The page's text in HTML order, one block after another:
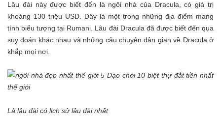
Lâu đài này được biết đến là ngôi nhà của Dracula, có giá trị
khoảng 130 triệu USD. Đây là một trong những địa điểm mang
tính biểu tượng tại Rumani. Lâu đài Dracula đã được biết đến qua
suy đoán khác nhau và những câu chuyện dân gian về Dracula ở
khắp mọi nơi.
Là lâu đài có lịch sử lâu dài nhất